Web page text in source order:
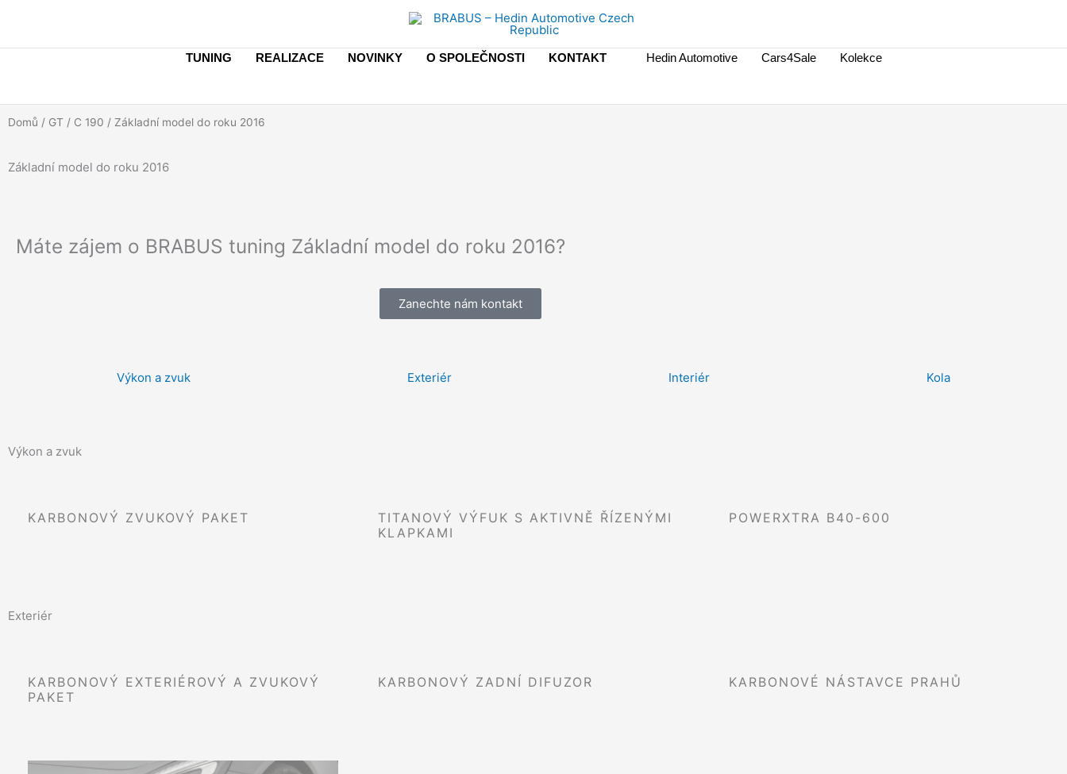
obsah
TUNING REALIZACE NOVINKY O SPOLEČNOSTI KONTAKT Hedin Automotive Cars4Sale Kolekce
Domů / GT / C 190 / Základní model do roku 2016
Základní model do roku 2016
Máte zájem o BRABUS tuning Základní model do roku 2016?
Zanechte nám kontakt
Výkon a zvuk Exteriér Interiér Kola
Výkon a zvuk
KARBONOVÝ ZVUKOVÝ PAKET
TITANOVÝ VÝFUK S AKTIVNĚ ŘÍZENÝMI
KLAPKAMI
POWERXTRA B40-600
Exteriér
KARBONOVÝ EXTERIÉROVÝ A ZVUKOVÝ
PAKET
KARBONOVÝ ZADNÍ DIFUZOR KARBONOVÉ NÁSTAVCE PRAHŮ